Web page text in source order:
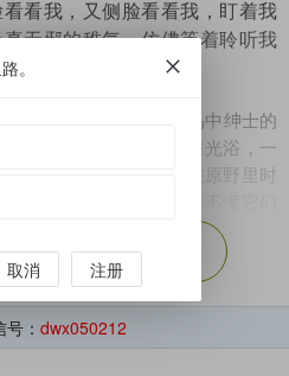
看我，又侧脸看看我，盯着我
无邪的稚气，仿佛等着聆听我
在一起进食也保持着鸟中绅士的
一边梳理羽毛，进行日光浴，一
村的喜庆歌手，它们在原野里时
的田园赞歌，人们虽听不懂它们
生灵们的欢乐。
一群鸽子。鸽子既可以自由飞行，
心准备的家，享用唾手可得的口
子意识到必须牺牲局部的自由，
子带来了实惠，不必像其它鸟那
余（55%）
： dwx050212
。
取消 注册